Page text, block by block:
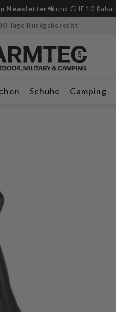
Tage Rückgaberecht
Schuhe Camping